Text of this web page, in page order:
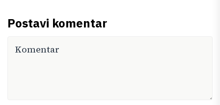
Postavi komentar